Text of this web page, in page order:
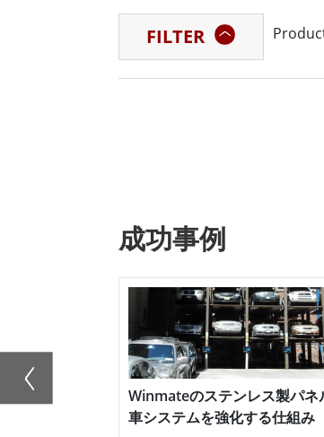
し、重要なフィードバックや
といえば、ウィンメイトが業
ターを取り揃え、ウィンメイ
ーションを提供しています。
のモニターは、オペレーター
低減し、効率を高めることが
USB、シリアルポートなどの
ームレスに統合することがで
さまざまな機械やシステムに
さ、接続オプションに加え、
ョンも豊富で、幅広い用途に
FILTER
成功事例
Winmateのステンレス製パネ
車システムを強化する仕組み